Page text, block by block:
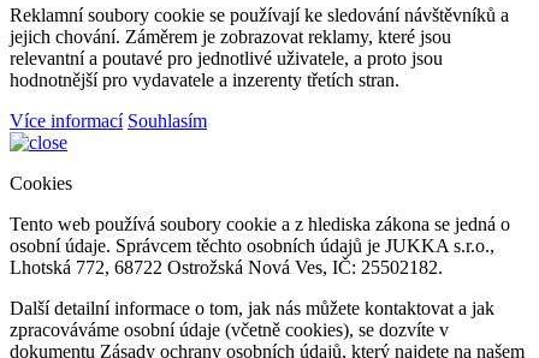
Reklamní soubory cookie se používají ke sledování návštěvníků a
jejich chování. Záměrem je zobrazovat reklamy, které jsou
relevantní a poutavé pro jednotlivé uživatele, a proto jsou
hodnotnější pro vydavatele a inzerenty třetích stran.
Více informací Souhlasím
Cookies
Tento web používá soubory cookie a z hlediska zákona se jedná o
osobní údaje. Správcem těchto osobních údajů je JUKKA s.r.o.,
Lhotská 772, 68722 Ostrožská Nová Ves, IČ: 25502182.
Další detailní informace o tom, jak nás můžete kontaktovat a jak
zpracováváme osobní údaje (včetně cookies), se dozvíte v
dokumentu Zásady ochrany osobních údajů, který najdete na našem